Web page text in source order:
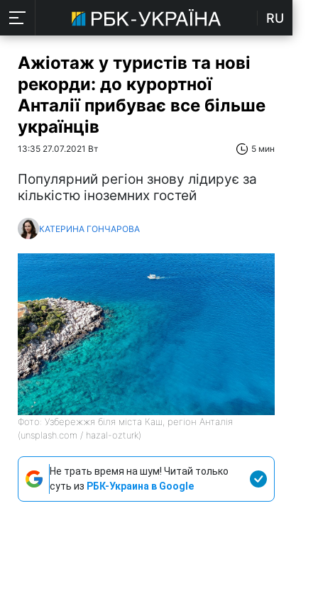
RU
Ажіотаж у туристів та нові
рекорди: до курортної
Анталії прибуває все більше
українців
13:35 27.07.2021 Вт 5 мин
Популярний регіон знову лідирує за
кількістю іноземних гостей
КАТЕРИНА ГОНЧАРОВА
Фото: Узбережжя біля міста Каш, регіон Анталія
(unsplash.com / hazal-ozturk)
Не трать время на шум! Читай только
суть из РБК-Украина в Google